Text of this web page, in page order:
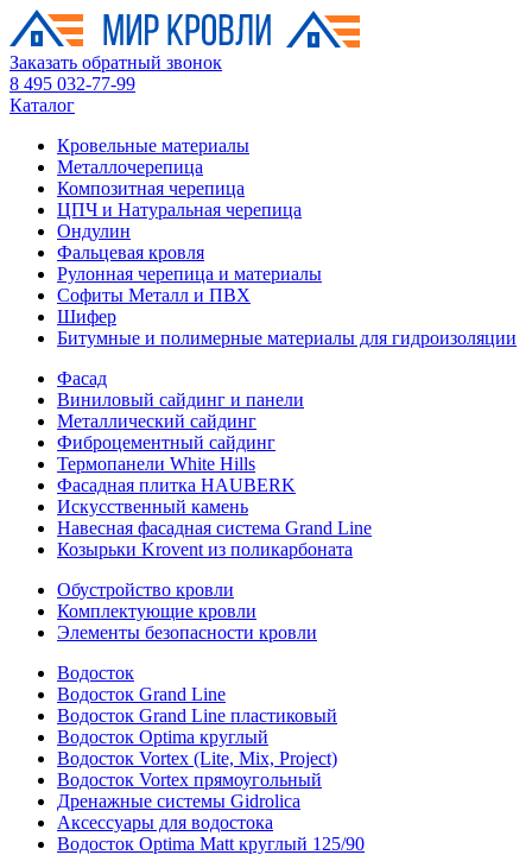
Заказать обратный звонок
8 495 032-77-99
Каталог
Кровельные материалы
Металлочерепица
Композитная черепица
ЦПЧ и Натуральная черепица
Ондулин
Фальцевая кровля
Рулонная черепица и материалы
Софиты Металл и ПВХ
Шифер
Битумные и полимерные материалы для гидроизоляции
Фасад
Виниловый сайдинг и панели
Металлический сайдинг
Фиброцементный сайдинг
Термопанели White Hills
Фасадная плитка HAUBERK
Искусственный камень
Навесная фасадная система Grand Line
Козырьки Krovent из поликарбоната
Обустройство кровли
Комплектующие кровли
Элементы безопасности кровли
Водосток
Водосток Grand Line
Водосток Grand Line пластиковый
Водосток Optima круглый
Водосток Vortex (Lite, Mix, Project)
Водосток Vortex прямоугольный
Дренажные системы Gidrolica
Аксессуары для водостока
Водосток Optima Matt круглый 125/90